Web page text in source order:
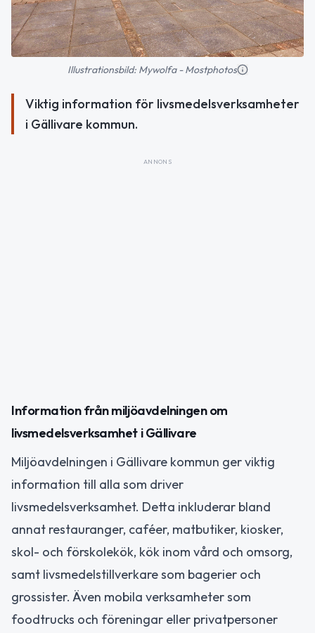
Illustrationsbild: Mywolfa - Mostphotos
Viktig information för livsmedelsverksamheter
i Gällivare kommun.
ANNONS
Information från miljöavdelningen om
livsmedelsverksamhet i Gällivare
Miljöavdelningen i Gällivare kommun ger viktig
information till alla som driver
livsmedelsverksamhet. Detta inkluderar bland
annat restauranger, caféer, matbutiker, kiosker,
skol- och förskolekök, kök inom vård och omsorg,
samt livsmedelstillverkare som bagerier och
grossister. Även mobila verksamheter som
foodtrucks och föreningar eller privatpersoner